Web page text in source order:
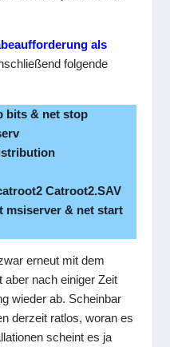
als
folgende
bits & net stop
Catroot2.SAV
msiserver & net start
erneut mit dem
aber nach einiger Zeit
wieder ab. Scheinbar
derzeit ratlos, woran es
scheint es ja